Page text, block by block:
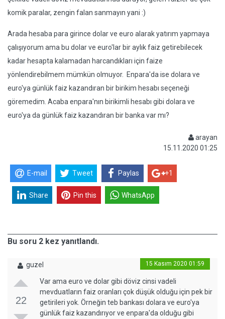
komik paralar, zengin falan sanmayın yani :)
Arada hesaba para girince dolar ve euro alarak yatırım yapmaya
çalışıyorum ama bu dolar ve euro'lar bir aylık faiz getirebilecek
kadar hesapta kalamadan harcandıkları için faize
yönlendirebilmem mümkün olmuyor. Enpara'da ise dolara ve
euro'ya günlük faiz kazandıran bir birikim hesabı seçeneği
göremedim. Acaba enpara'nın birikimli hesabı gibi dolara ve
euro'ya da günlük faiz kazandıran bir banka var mı?
arayan
15.11.2020 01:25
E-mail Tweet Paylas +1
Share Pin this WhatsApp
Bu soru 2 kez yanıtlandı.
guzel 15 Kasım 2020 01:59
22
Var ama euro ve dolar gibi döviz cinsi vadeli
mevduatların faiz oranları çok düşük olduğu için pek bir
getirileri yok. Örneğin teb bankası dolara ve euro'ya
günlük faiz kazandırıyor ve enpara'da olduğu gibi